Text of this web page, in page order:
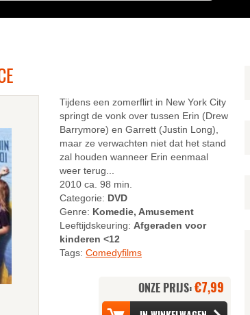
Tijdens een zomerflirt in New York City
springt de vonk over tussen Erin (Drew
Barrymore) en Garrett (Justin Long),
maar ze verwachten niet dat het stand
zal houden wanneer Erin eenmaal
weer terug...
2010 ca. 98 min.
Categorie: DVD
Genre: Komedie, Amusement
Leeftijdskeuring: Afgeraden voor
kinderen <12
Tags: Comedyfilms
ONZE PRIJS:€7,99